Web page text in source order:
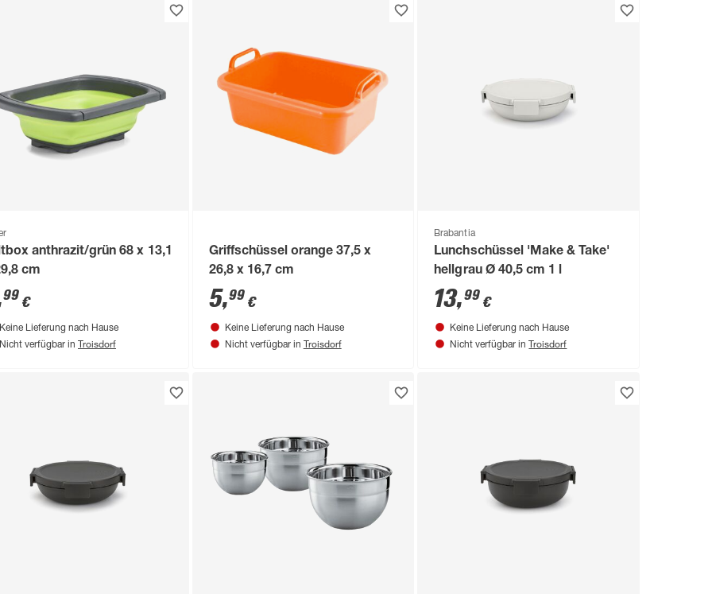
anthrazit/grün 68 x 13,1
cm
99 €
Keine Lieferung nach Hause
Nicht verfügbar in Troisdorf
Griffschüssel orange 37,5 x
26,8 x 16,7 cm
5,99€
Keine Lieferung nach Hause
Nicht verfügbar in Troisdorf
Brabantia
Lunchschüssel 'Make & Take'
hellgrau Ø 40,5 cm 1 l
13,99 €
Keine Lieferung nach Hause
Nicht verfügbar in Troisdorf